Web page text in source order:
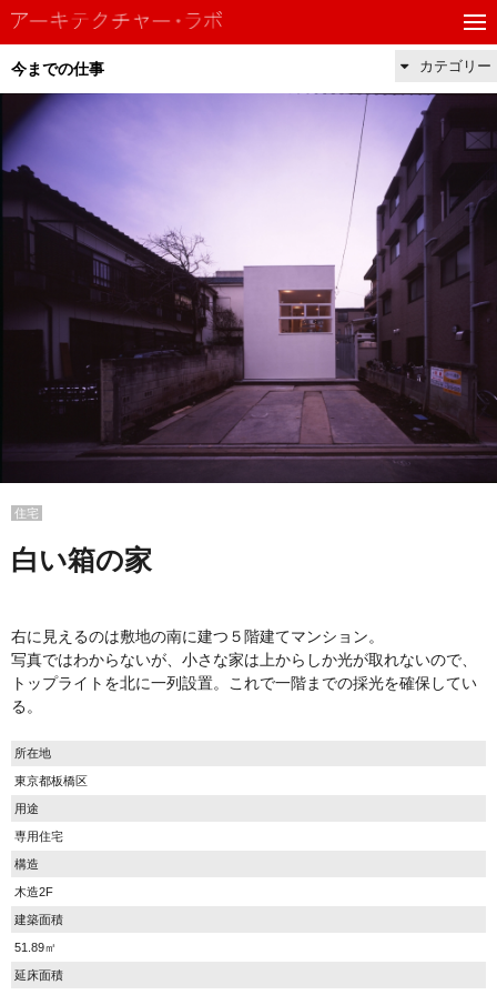
今までの仕事 カテゴリー
住宅
白い箱の家
右に見えるのは敷地の南に建つ５階建てマンション。
写真ではわからないが、小さな家は上からしか光が取れないので、
トップライトを北に一列設置。これで一階までの採光を確保してい
る。
所在地
東京都板橋区
用途
専用住宅
構造
木造2F
建築面積
51.89㎡
延床面積